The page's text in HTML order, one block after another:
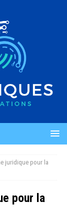
juridique pour la
pour la